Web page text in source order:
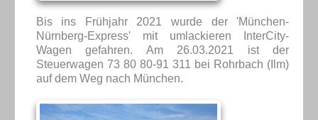
Bis ins Frühjahr 2021 wurde der 'München-
Nürnberg-Express' mit umlackieren InterCity-
Wagen gefahren. Am 26.03.2021 ist der
Steuerwagen 73 80 80-91 311 bei Rohrbach (Ilm)
auf dem Weg nach München.